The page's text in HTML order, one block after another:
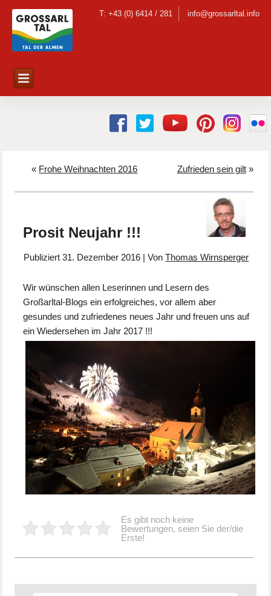
T: +43 (0) 6414 / 281 info@grossarltal.info
« Frohe Weihnachten 2016 Zufrieden sein gilt»
Prosit Neujahr !!!
Publiziert 31. Dezember 2016 |Von Thomas Wirnsperger
Wir wünschen allen Leserinnen und Lesern des
Großarltal-Blogs ein erfolgreiches, vor allem aber
gesundes und zufriedenes neues Jahr und freuen uns auf
ein Wiedersehen im Jahr 2017 !!!
Es gibt noch keine
Bewertungen, seien Sie der/die
Erste!